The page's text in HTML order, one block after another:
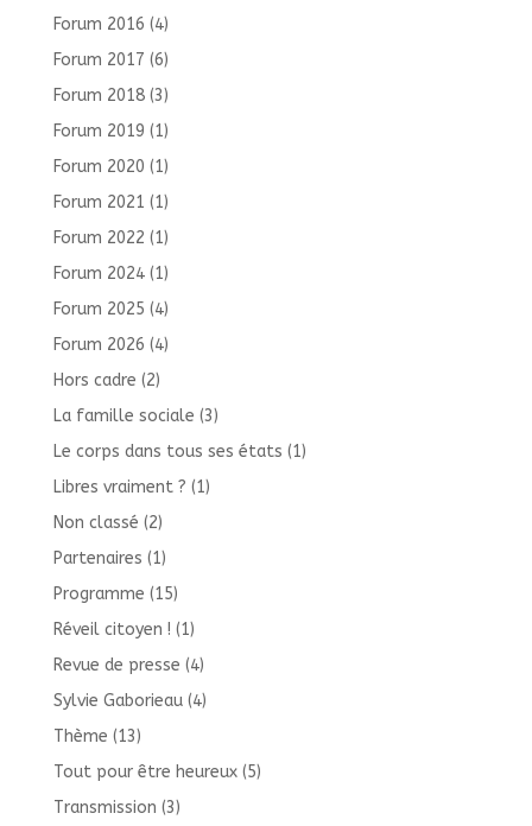
Forum 2016 (4)
Forum 2017 (6)
Forum 2018(3)
Forum 2019 (1)
Forum 2020 (1)
Forum 2021 (1)
Forum 2022 (1)
Forum 2024(1)
Forum 2025 (4)
Forum 2026 (4)
Hors cadre (2)
La famille sociale (3)
Le corps dans tous ses états (1)
Libres vraiment ? (1)
Non classé (2)
Partenaires (1)
Programme (15)
Réveil citoyen ! (1)
Revue de presse (4)
Sylvie Gaborieau(4)
Thème (13)
Tout pour être heureux(5)
Transmission (3)